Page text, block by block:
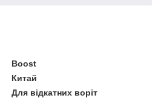
Boost
Китай
Для відкатних воріт